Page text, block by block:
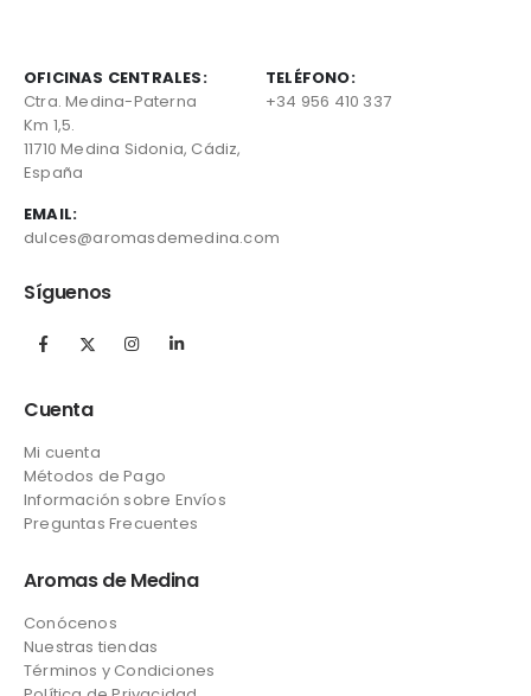
OFICINAS CENTRALES:
Ctra. Medina-Paterna
Km 1,5.
11710 Medina Sidonia, Cádiz,
España
TELÉFONO:
+34 956 410 337
EMAIL:
dulces@aromasdemedina.com
Síguenos
Cuenta
Mi cuenta
Métodos de Pago
Información sobre Envíos
Preguntas Frecuentes
Aromas de Medina
Conócenos
Nuestras tiendas
Términos y Condiciones